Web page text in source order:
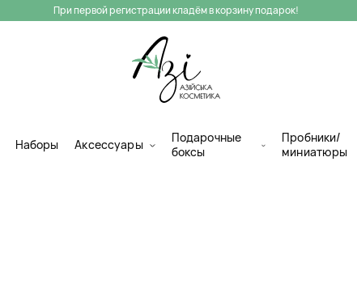
При первой регистрации кладём в корзину подарок!
Наборы Аксессуары
Подарочные
боксы
Пробники/
миниатюры